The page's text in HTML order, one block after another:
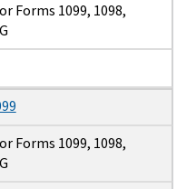
Forms 1099, 1098,
Forms 1099, 1098,